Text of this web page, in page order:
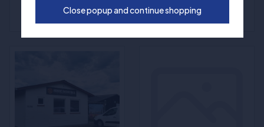
spørsmål og svar
Close popup and continue shopping